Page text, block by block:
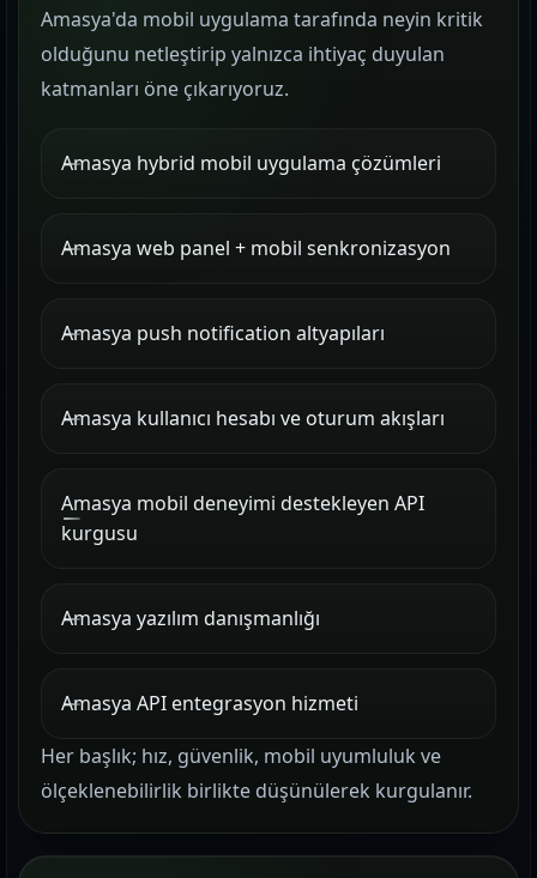
Amasya'da mobil uygulama tarafında neyin kritik
olduğunu netleştirip yalnızca ihtiyaç duyulan
katmanları öne çıkarıyoruz.
Amasya hybrid mobil uygulama çözümleri
Amasya web panel + mobil senkronizasyon
Amasya push notification altyapıları
Amasya kullanıcı hesabı ve oturum akışları
Amasya mobil deneyimi destekleyen API
kurgusu
Amasya yazılım danışmanlığı
Amasya API entegrasyon hizmeti
Her başlık; hız, güvenlik, mobil uyumluluk ve
ölçeklenebilirlik birlikte düşünülerek kurgulanır.